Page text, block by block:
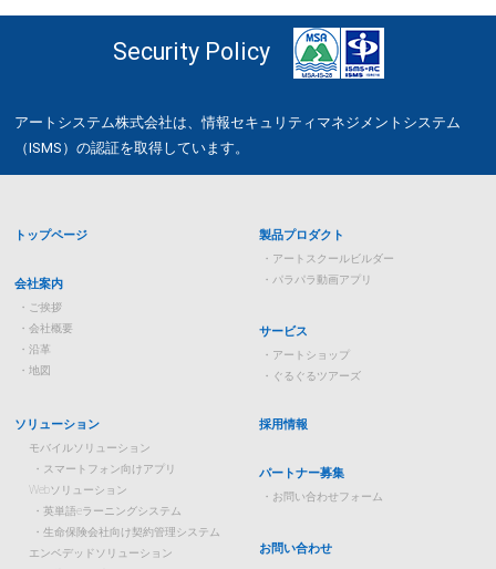
Security Policy
アートシステム株式会社は、情報セキュリティマネジメントシステム
（ISMS）の認証を取得しています。
トップページ
会社案内
ご挨拶
会社概要
沿革
地図
製品プロダクト
アートスクールビルダー
パラパラ動画アプリ
サービス
アートショップ
ぐるぐるツアーズ
ソリューション
モバイルソリューション
スマートフォン向けアプリ
Webソリューション
英単語eラーニングシステム
生命保険会社向け契約管理システム
エンベデッドソリューション
採用情報
パートナー募集
お問い合わせフォーム
お問い合わせ